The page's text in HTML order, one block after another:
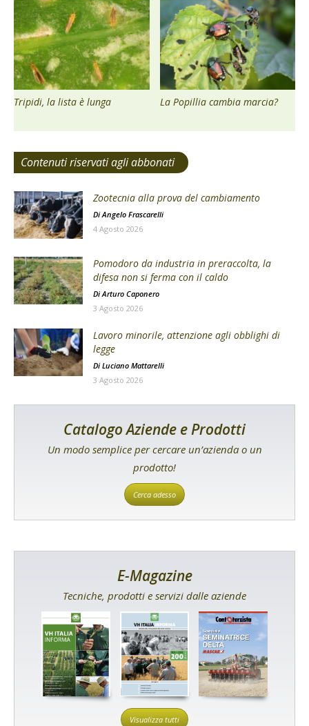
Tripidi, la lista è lunga La Popillia cambia marcia?
Contenuti riservati agli abbonati
Zootecnia alla prova del cambiamento
DiAngelo Frascarelli
4 Agosto 2026
Pomodoro da industria in preraccolta, la
difesa non si ferma con il caldo
Di Arturo Caponero
3 Agosto 2026
Lavoro minorile, attenzione agli obblighi di
legge
Di Luciano Mattarelli
3 Agosto 2026
Catalogo Aziende e Prodotti
Un modo semplice per cercare un’azienda o un
prodotto!
Cerca adesso
E-Magazine
Tecniche, prodotti e servizi dalle aziende
Visualizza tutti